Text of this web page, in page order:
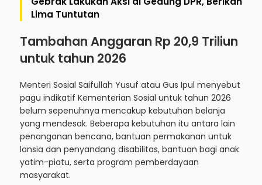
Lima Tuntutan
Tambahan Anggaran Rp 20,9 Triliun
untuk tahun 2026
Menteri Sosial Saifullah Yusuf atau Gus Ipul menyebut
pagu indikatif Kementerian Sosial untuk tahun 2026
belum sepenuhnya mencakup kebutuhan belanja
yang mendesak. Beberapa kebutuhan itu antara lain
penanganan bencana, bantuan permakanan untuk
lansia dan penyandang disabilitas, bantuan bagi anak
yatim-piatu, serta program pemberdayaan
masyarakat.